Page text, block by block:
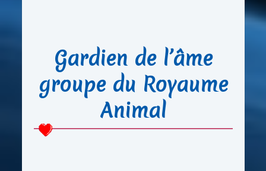
Gardien de l’âme
groupe du Royaume
Animal